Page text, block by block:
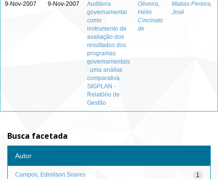
9-Nov-2007 9-Nov-2007
Auditoria
governamental
como
instrumento de
avaliação dos
resultados dos
programas
governamentais
: uma análise
comparativa
SIGPLAN -
Relatório de
Gestão
Oliveira,
Hélio
Cincinato
de
Matias-Pereira,
José
Busca facetada
Autor
1
Campos, Edmilson Soares